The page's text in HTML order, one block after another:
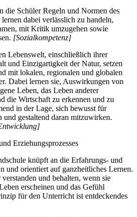
die Schüler Regeln und Normen des
dabei verlässlich zu handeln,
mit Kritik umzugehen sowie
[Sozialkompetenz]
Lebenswelt, einschließlich ihrer
und Einzigartigkeit der Natur, setzen
mit lokalen, regionalen und globalen
Dabei lernen sie, Auswirkungen von
Leben, das Leben anderer
die Wirtschaft zu erkennen und zu
in der Lage, sich bewusst für
und gestaltend daran mitzuwirken.
Erziehungsprozesses
knüpft an die Erfahrungs- und
und orientiert auf ganzheitliches Lernen.
und behalten, wenn sie
erscheinen und das Gefühl
für den Unterricht ist entdeckendes